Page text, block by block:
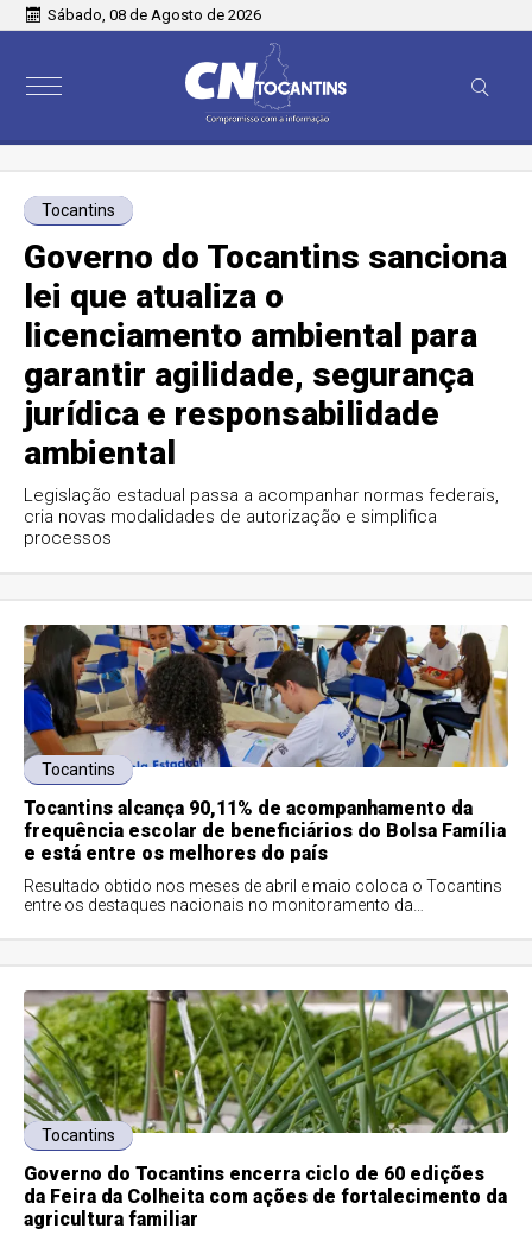
Sábado, 08 de Agosto de 2026
Tocantins
Governo do Tocantins sanciona
lei que atualiza o
licenciamento ambiental para
garantir agilidade, segurança
jurídica e responsabilidade
ambiental
Legislação estadual passa a acompanhar normas federais,
cria novas modalidades de autorização e simplifica
processos
Tocantins
Tocantins alcança 90,11% de acompanhamento da
frequência escolar de beneficiários do Bolsa Família
e está entre os melhores do país
Resultado obtido nos meses de abril e maio coloca o Tocantins
entre os destaques nacionais no monitoramento da
Tocantins
Governo do Tocantins encerra ciclo de 60 edições
da Feira da Colheita com ações de fortalecimento da
agricultura familiar